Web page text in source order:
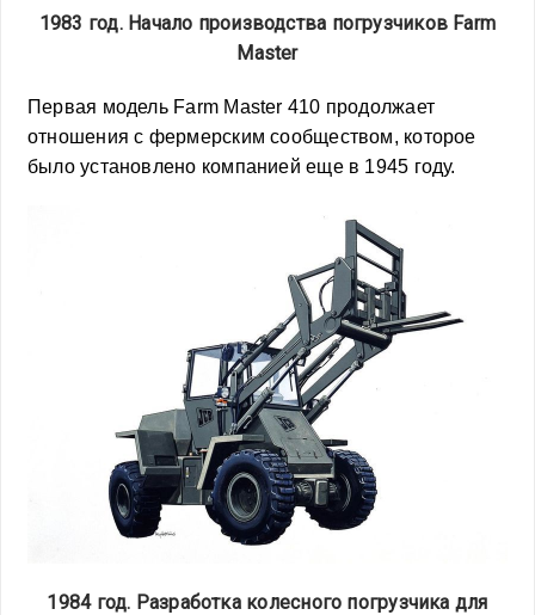
1983 год. Начало производства погрузчиков Farm
Master
Первая модель Farm Master 410 продолжает
отношения с фермерским сообществом, которое
было установлено компанией еще в 1945 году.
1984 год. Разработка колесного погрузчика для